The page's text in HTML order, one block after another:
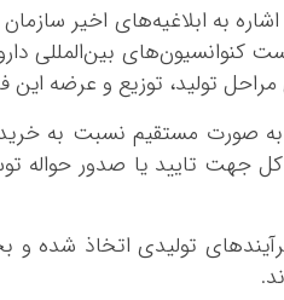
اشاره به ابلاغیه‌های اخیر
کنوانسیون‌های بین‌المللی
صورت مستقیم نسبت به خرید
جهت تایید یا صدور حواله
تولیدی اتخاذ شده و